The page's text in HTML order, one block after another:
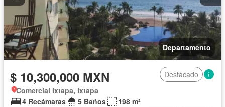
Departamento
$ 10,300,000 MXN
Destacado
Comercial Ixtapa, Ixtapa
4 Recámaras
5 Baños
198 m²